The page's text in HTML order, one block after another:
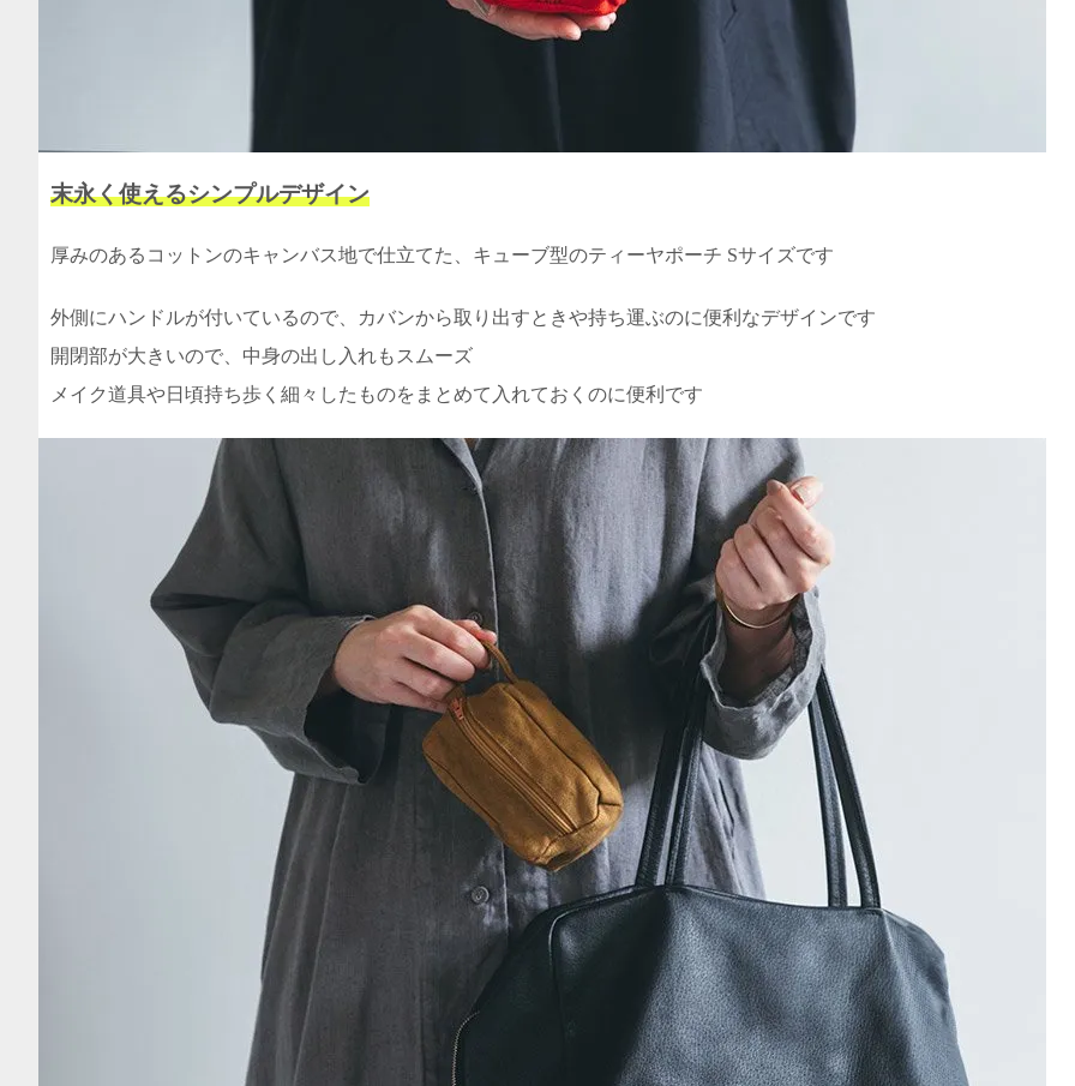
末永く使えるシンプルデザイン
厚みのあるコットンのキャンバス地で仕立てた、キューブ型のティーヤポーチ Sサイズです
外側にハンドルが付いているので、カバンから取り出すときや持ち運ぶのに便利なデザインです
開閉部が大きいので、中身の出し入れもスムーズ
メイク道具や日頃持ち歩く細々したものをまとめて入れておくのに便利です